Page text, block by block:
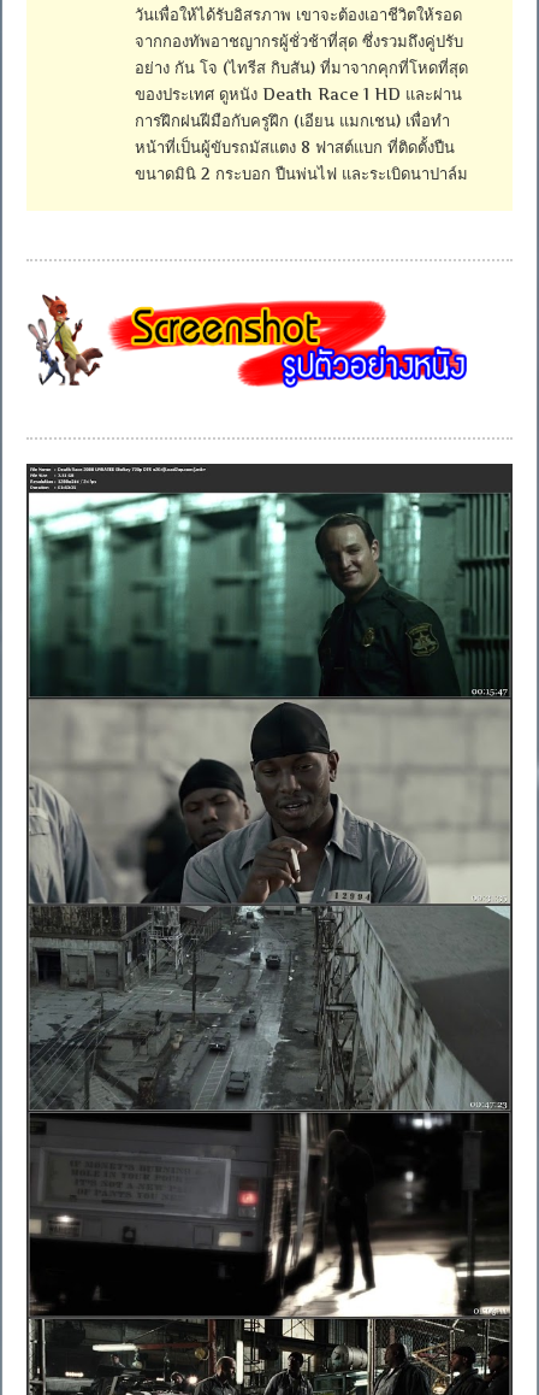
วันเพื่อให้ได้รับอิสรภาพ เขาจะต้องเอาชีวิตให้รอด
จากกองทัพอาชญากรผู้ชั่วช้าที่สุด ซึ่งรวมถึงคู่ปรับ
อย่าง กัน โจ (ไทรีส กิบสัน) ที่มาจากคุกที่โหดที่สุด
ของประเทศ ดูหนัง Death Race 1 HD และผ่าน
การฝึกฝนฝีมือกับครูฝึก (เอียน แมกเชน) เพื่อทำ
หน้าที่เป็นผู้ขับรถมัสแตง 8 ฟาสต์แบก ที่ติดตั้งปืน
ขนาดมินิ 2 กระบอก ปืนพ่นไฟ และระเบิดนาปาล์ม